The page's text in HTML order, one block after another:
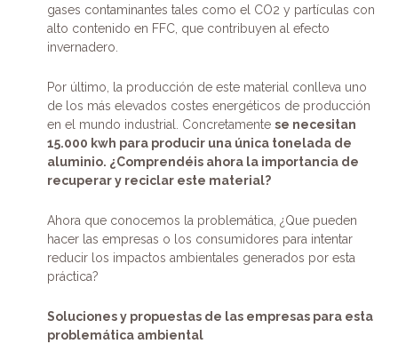
gases contaminantes tales como el CO2 y partículas con
alto contenido en FFC, que contribuyen al efecto
invernadero.
Por último, la producción de este material conlleva uno
de los más elevados costes energéticos de producción
en el mundo industrial. Concretamente se necesitan
15.000 kwh para producir una única tonelada de
aluminio. ¿Comprendéis ahora la importancia de
recuperar y reciclar este material?
Ahora que conocemos la problemática, ¿Que pueden
hacer las empresas o los consumidores para intentar
reducir los impactos ambientales generados por esta
práctica?
Soluciones y propuestas de las empresas para esta
problemática ambiental